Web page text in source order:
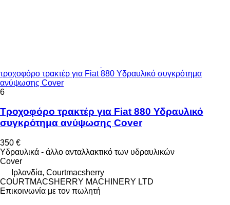
τροχοφόρο τρακτέρ για Fiat 880 Υδραυλικό συγκρότημα
ανύψωσης Cover
6
Τροχοφόρο τρακτέρ για Fiat 880 Υδραυλικό
συγκρότημα ανύψωσης Cover
350 €
Υδραυλικά - άλλο ανταλλακτικό των υδραυλικών
Cover
Ιρλανδία, Courtmacsherry
COURTMACSHERRY MACHINERY LTD
Επικοινωνία με τον πωλητή